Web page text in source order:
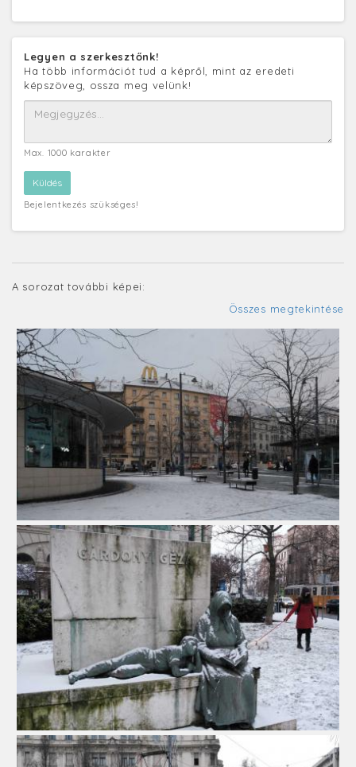
Legyen a szerkesztőnk!
Ha több információt tud a képről, mint az eredeti
képszöveg, ossza meg velünk!
Max. 1000 karakter
Bejelentkezés szükséges!
A sorozat további képei:
Összes megtekintése